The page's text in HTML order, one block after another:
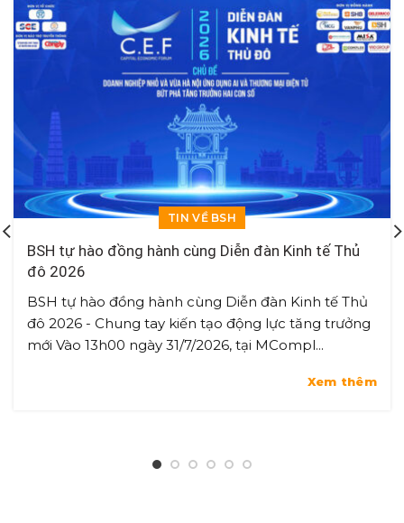
TIN VỀ BSH
BSH tự hào đồng hành cùng Diễn đàn Kinh tế Thủ
đô 2026
BSH tự hào đồng hành cùng Diễn đàn Kinh tế Thủ
đô 2026 - Chung tay kiến tạo động lực tăng trưởng
mới Vào 13h00 ngày 31/7/2026, tại MCompl...
Xem thêm